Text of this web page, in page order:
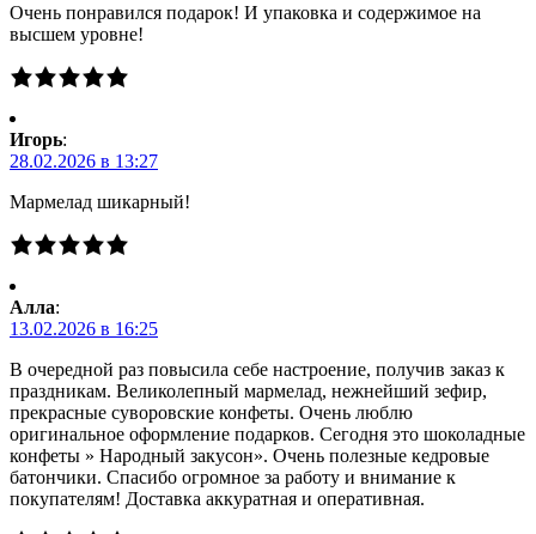
Очень понравился подарок! И упаковка и содержимое на
высшем уровне!
Игорь:
28.02.2026 в 13:27
Мармелад шикарный!
Алла:
13.02.2026 в 16:25
В очередной раз повысила себе настроение, получив заказ к
праздникам. Великолепный мармелад, нежнейший зефир,
прекрасные суворовские конфеты. Очень люблю
оригинальное оформление подарков. Сегодня это шоколадные
конфеты » Народный закусон». Очень полезные кедровые
батончики. Спасибо огромное за работу и внимание к
покупателям! Доставка аккуратная и оперативная.